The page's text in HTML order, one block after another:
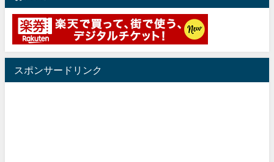
スポンサードリンク